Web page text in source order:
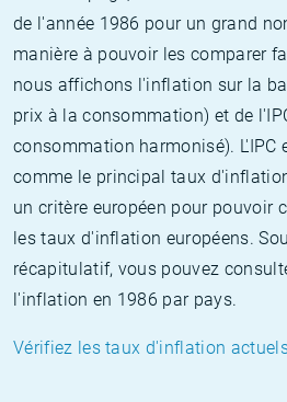
de l'année 1986 pour un grand
manière à pouvoir les comparer
nous affichons l'inflation sur la
prix à la consommation) et de
consommation harmonisé). L'IPC
comme le principal taux
un critère européen pour pouvoir
les taux d'inflation européens.
récapitulatif, vous pouvez
l'inflation en 1986 par pays.
Vérifiez les taux d'inflation